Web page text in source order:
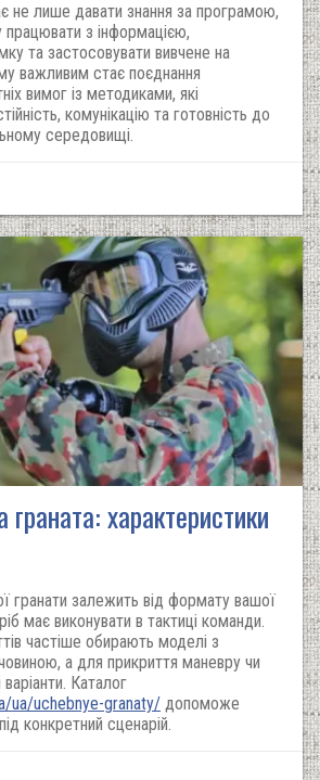
не лише давати знання за програмою,
працювати з інформацією,
та застосовувати вивчене на
важливим стає поєднання
вимог із методиками, які
комунікацію та готовність до
середовищі.
характеристики
гранати залежить від формату вашої
має виконувати в тактиці команди.
частіше обирають моделі з
а для прикриття маневру чи
Каталог
ua/uchebnye-granaty/ допоможе
конкретний сценарій.